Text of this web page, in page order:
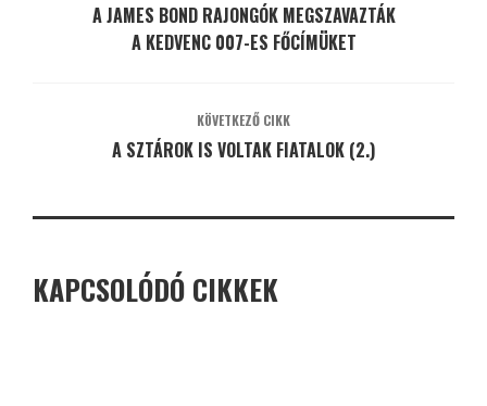
A JAMES BOND RAJONGÓK MEGSZAVAZTÁK
A KEDVENC 007-ES FŐCÍMÜKET
KÖVETKEZŐ CIKK
A SZTÁROK IS VOLTAK FIATALOK (2.)
KAPCSOLÓDÓ CIKKEK